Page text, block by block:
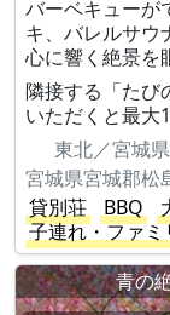
バーベキューが
キ、バレルサウ
心に響く絶景を
隣接する「たび
いただくと最大
東北／宮城
宮城県宮城郡松
貸別荘
BBQ
子連れ・ファミ
青の